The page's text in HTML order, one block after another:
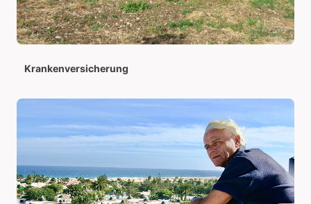
Krankenversicherung